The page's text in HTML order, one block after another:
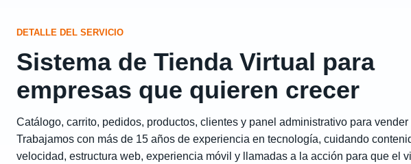
DETALLE DEL SERVICIO
Sistema de Tienda Virtual para
empresas que quieren crecer
Catálogo, carrito, pedidos, productos, clientes y panel administrativo para vender
Trabajamos con más de 15 años de experiencia en tecnología, cuidando
velocidad, estructura web, experiencia móvil y llamadas a la acción para que el